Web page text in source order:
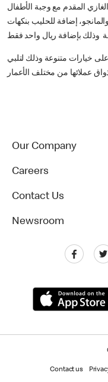
المقدم مع وجبة الأطفال
إضافة للحليب بنكهات
خيارات متنوعة وذلك لتلبي
Our Company
Careers
Contact Us
Newsroom
Contact us